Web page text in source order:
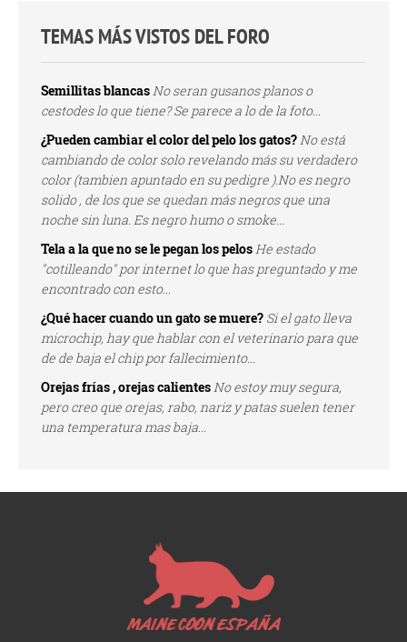
TEMAS MÁS VISTOS DEL FORO
Semillitas blancasNo seran gusanos planos o
cestodes lo que tiene? Se parece a lo de la foto...
¿Pueden cambiar el color del pelo los gatos?No está
cambiando de color solo revelando más su verdadero
color (tambien apuntado en su pedigre ).No es negro
solido , de los que se quedan más negros que una
noche sin luna. Es negro humo o smoke...
Tela a la que no se le pegan los pelosHe estado
"cotilleando" por internet lo que has preguntado y me
encontrado con esto...
¿Qué hacer cuando un gato se muere? Si el gato lleva
microchip, hay que hablar con el veterinario para que
de de baja el chip por fallecimiento...
Orejas frías , orejas calientesNo estoy muy segura,
pero creo que orejas, rabo, nariz y patas suelen tener
una temperatura mas baja...